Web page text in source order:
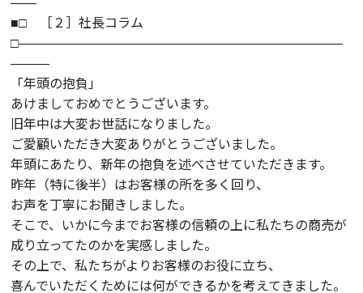
■□ ［２］社長コラム
□―――――――――――――――――――――――――
―――
「年頭の抱負」
あけましておめでとうございます。
旧年中は大変お世話になりました。
ご愛顧いただき大変ありがとうございました。
年頭にあたり、新年の抱負を述べさせていただきます。
昨年（特に後半）はお客様の所を多く回り、
お声を丁寧にお聞きしました。
そこで、いかに今までお客様の信頼の上に私たちの商売が
成り立ってたのかを実感しました。
その上で、私たちがよりお客様のお役に立ち、
喜んでいただくためには何ができるかを考えてきました。